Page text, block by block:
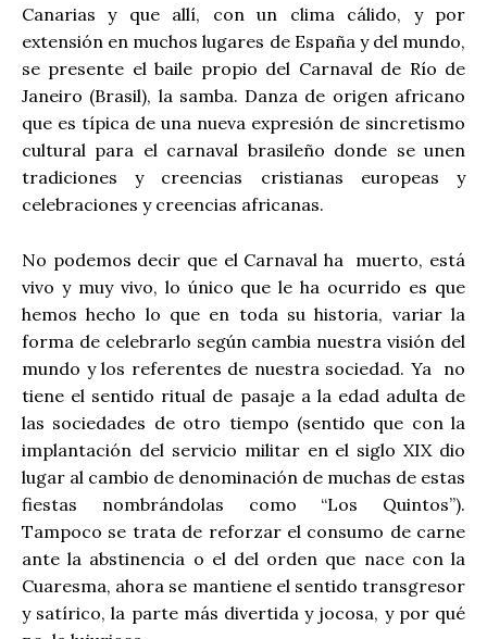
Canarias y que allí, con un clima cálido, y por
extensión en muchos lugares de España y del mundo,
se presente el baile propio del Carnaval de Río de
Janeiro (Brasil), la samba. Danza de origen africano
que es típica de una nueva expresión de sincretismo
cultural para el carnaval brasileño donde se unen
tradiciones y creencias cristianas europeas y
celebraciones y creencias africanas.
No podemos decir que el Carnaval ha
muerto, está
vivo y muy vivo, lo único que le ha ocurrido es que
hemos hecho lo que en toda su historia, variar la
forma de celebrarlo según cambia nuestra visión del
mundo y los referentes de nuestra sociedad. Ya
no
tiene el sentido ritual de pasaje a la edad adulta de
las sociedades de otro tiempo (sentido que con la
implantación del servicio militar en el siglo XIX dio
lugar al cambio de denominación de muchas de estas
fiestas nombrándolas como “Los Quintos”).
Tampoco se trata de reforzar el consumo de carne
ante la abstinencia o el del orden que nace con la
Cuaresma, ahora se mantiene el sentido transgresor
y satírico, la parte más divertida y jocosa, y por qué